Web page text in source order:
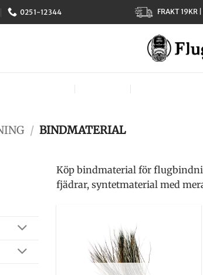
0251-12344 FRAKT 19KR
/ BINDMATERIAL
Köp bindmaterial för
fjädrar, syntetmaterial med